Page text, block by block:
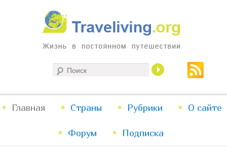
Traveliving
Жизнь в постоянном путешествии
меню
Перейти
к
Перейти
к
Главная Страны Рубрики О сайте
Форум Подписка